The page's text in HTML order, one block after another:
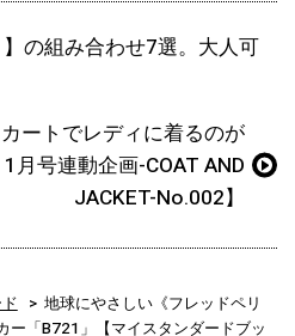
】の組み合わせ7選。大人可
ートでレディに着るのが
月号連動企画-COAT AND
JACKET-No.002】
地球にやさしい《フレッドペリ
ー「B721」【マイスタンダードブッ